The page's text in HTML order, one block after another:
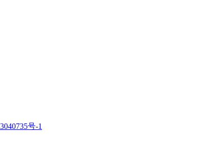
号-1